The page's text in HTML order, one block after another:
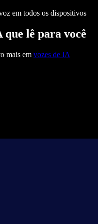
em todos os dispositivos
que lê para você
mais em vozes de IA